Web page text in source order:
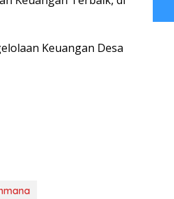
Keuangan Desa